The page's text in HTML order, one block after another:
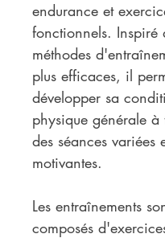
endurance et
fonctionnels. Inspiré
méthodes
plus efficaces, il
développer sa
physique générale à
des séances variées
motivantes.
Les entraînements
composés